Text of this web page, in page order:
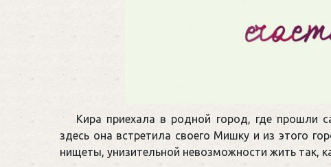
Кира приехала в родной город, где прошли
здесь она встретила своего Мишку и из этого
нищеты, унизительной невозможности жить так,